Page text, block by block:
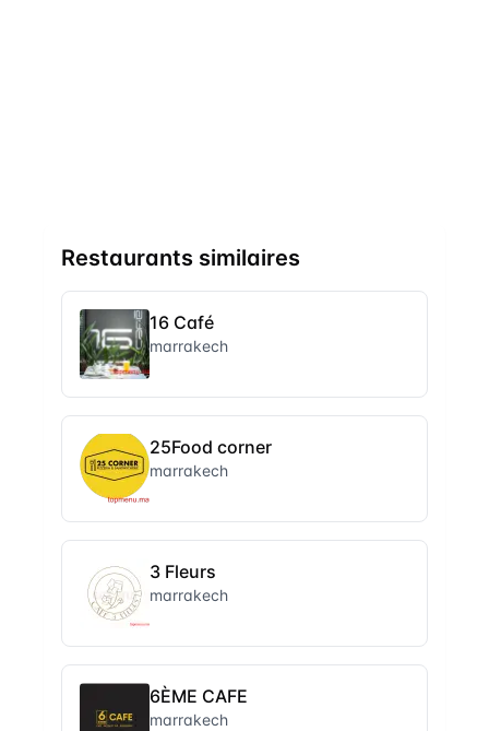
Restaurants similaires
16 Café
marrakech
25Food corner
marrakech
3 Fleurs
marrakech
6ÈME CAFE
marrakech